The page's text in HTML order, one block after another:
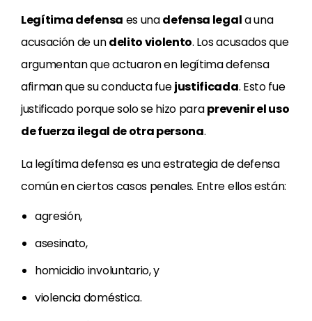
Legítima defensa es unadefensa legala una
acusación de undelito violento. Los acusados que
argumentan que actuaron en legítima defensa
afirman que su conducta fuejustificada. Esto fue
justificado porque solo se hizo paraprevenir el uso
de fuerza ilegal de otra persona.
La legítima defensa es una estrategia de defensa
común en ciertos casos penales. Entre ellos están:
agresión,
asesinato,
homicidio involuntario, y
violencia doméstica.